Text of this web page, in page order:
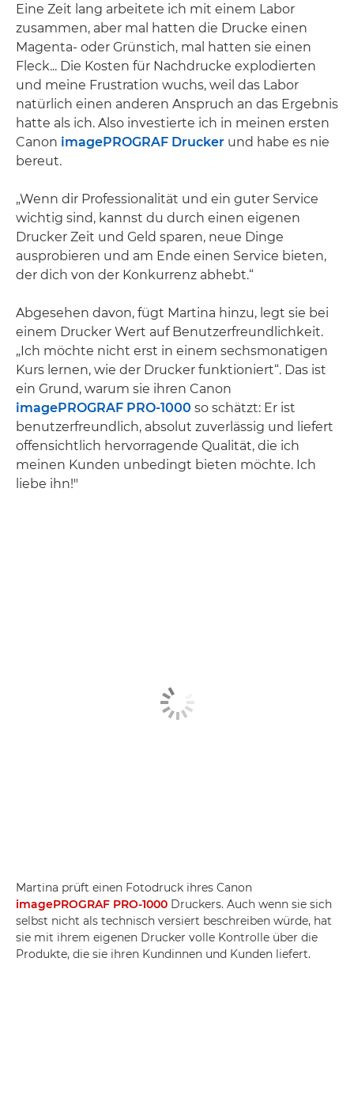
Eine Zeit lang arbeitete ich mit einem Labor
zusammen, aber mal hatten die Drucke einen
Magenta- oder Grünstich, mal hatten sie einen
Fleck... Die Kosten für Nachdrucke explodierten
und meine Frustration wuchs, weil das Labor
natürlich einen anderen Anspruch an das Ergebnis
hatte als ich. Also investierte ich in meinen ersten
Canon imagePROGRAF Drucker und habe es nie
bereut.
„Wenn dir Professionalität und ein guter Service
wichtig sind, kannst du durch einen eigenen
Drucker Zeit und Geld sparen, neue Dinge
ausprobieren und am Ende einen Service bieten,
der dich von der Konkurrenz abhebt.“
Abgesehen davon, fügt Martina hinzu, legt sie bei
einem Drucker Wert auf Benutzerfreundlichkeit.
„Ich möchte nicht erst in einem sechsmonatigen
Kurs lernen, wie der Drucker funktioniert“. Das ist
ein Grund, warum sie ihren Canon
imagePROGRAF PRO-1000 so schätzt: Er ist
benutzerfreundlich, absolut zuverlässig und liefert
offensichtlich hervorragende Qualität, die ich
meinen Kunden unbedingt bieten möchte. Ich
liebe ihn!"
Martina prüft einen Fotodruck ihres Canon
imagePROGRAF PRO-1000 Druckers. Auch wenn sie sich
selbst nicht als technisch versiert beschreiben würde, hat
sie mit ihrem eigenen Drucker volle Kontrolle über die
Produkte, die sie ihren Kundinnen und Kunden liefert.